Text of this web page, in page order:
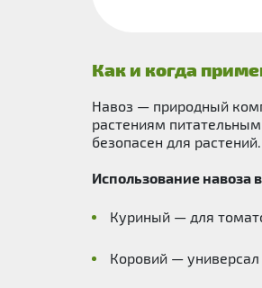
Как и когда
Навоз — природный
растениям
безопасен для растений.
Использование навоза
Куриный — для
Коровий —